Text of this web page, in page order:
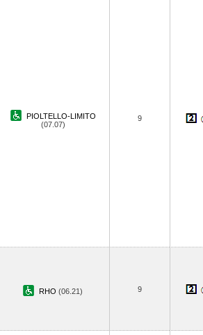
PIOLTELLO-LIMITO
(07.07)
9
RHO (06.21) 9